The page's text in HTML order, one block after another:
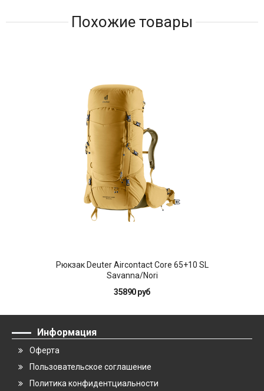
Похожие товары
Рюкзак Deuter Aircontact Core 65+10 SL
Savanna/Nori
35890 руб
Информация
Оферта
Пользовательское соглашение
Политика конфидентциальности